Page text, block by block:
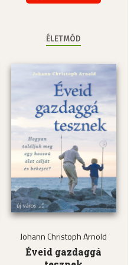
ÉLETMÓD
Johann Christoph Arnold
Éveid gazdaggá